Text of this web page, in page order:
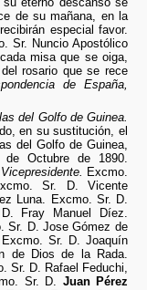
de su mañana, en la
especial favor.
Sr. Nuncio Apostólico
misa que se oiga,
rosario que se rece
de España,
del Golfo de Guinea.
en su sustitución, el
del Golfo de Guinea,
Octubre de 1890.
Vicepresidente. Excmo.
Sr. D. Vicente
Luna. Excmo. Sr. D.
Fray Manuel Díez.
Sr. D. Jose Gómez de
Sr. D. Joaquín
de Dios de la Rada.
Sr. D. Rafael Feduchi,
Sr. D. Juan Pérez